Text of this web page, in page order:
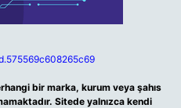
bir marka, kurum veya şahıs
Sitede yalnızca kendi